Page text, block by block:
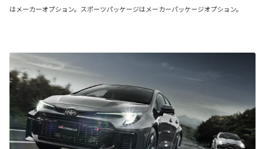
はメーカーオプション。スポーツパッケージはメーカーパッケージオプション。